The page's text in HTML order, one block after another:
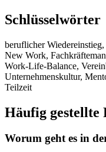
Schlüsselwörter
beruflicher
New Work,
Work-Life-Balance,
Unternehmenskultur,
Teilzeit
Häufig gestellte
Worum geht es in